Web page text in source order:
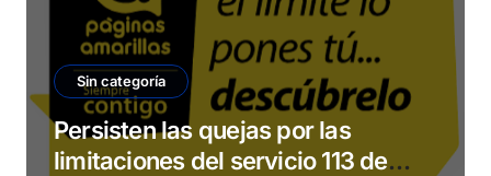
Sin categoría
Persisten las quejas por las
limitaciones del servicio 113 de